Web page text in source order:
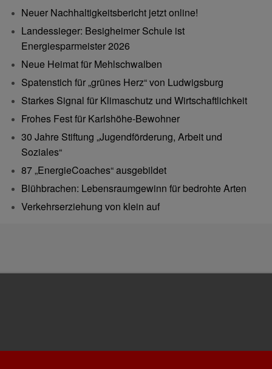
Neuer Nachhaltigkeitsbericht jetzt online!
Landessieger: Besigheimer Schule ist
Energiesparmeister 2026
Neue Heimat für Mehlschwalben
Spatenstich für „grünes Herz“ von Ludwigsburg
Starkes Signal für Klimaschutz und Wirtschaftlichkeit
Frohes Fest für Karlshöhe-Bewohner
30 Jahre Stiftung „Jugendförderung, Arbeit und
Soziales“
87 „EnergieCoaches“ ausgebildet
Blühbrachen: Lebensraumgewinn für bedrohte Arten
Verkehrserziehung von klein auf